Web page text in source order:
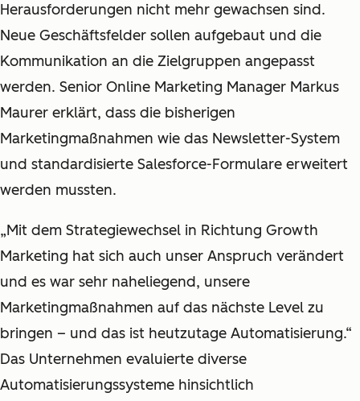
Herausforderungen nicht mehr gewachsen sind.
Neue Geschäftsfelder sollen aufgebaut und die
Kommunikation an die Zielgruppen angepasst
werden. Senior Online Marketing Manager Markus
Maurer erklärt, dass die bisherigen
Marketingmaßnahmen wie das Newsletter-System
und standardisierte Salesforce-Formulare erweitert
werden mussten.
„Mit dem Strategiewechsel in Richtung Growth
Marketing hat sich auch unser Anspruch verändert
und es war sehr naheliegend, unsere
Marketingmaßnahmen auf das nächste Level zu
bringen – und das ist heutzutage Automatisierung.“
Das Unternehmen evaluierte diverse
Automatisierungssysteme hinsichtlich